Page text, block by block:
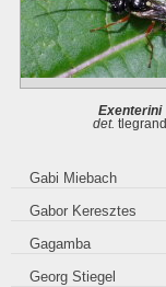
Exenterini
det. tlegrand
Gabi Miebach
Gabor Keresztes
Gagamba
Georg Stiegel